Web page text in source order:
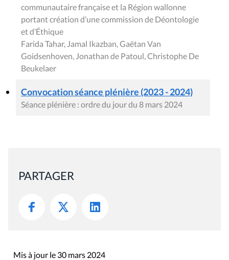
communautaire française et la Région wallonne
portant création d’une commission de Déontologie
et d’Éthique
Farida Tahar, Jamal Ikazban, Gaëtan Van
Goidsenhoven, Jonathan de Patoul, Christophe De
Beukelaer
Convocation séance plénière (2023 - 2024)
Séance plénière : ordre du jour du 8 mars 2024
PARTAGER
Mis à jour le 30 mars 2024